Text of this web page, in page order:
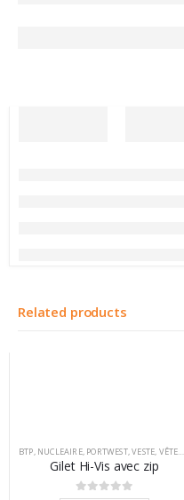
Related products
BTP, NUCLEAIRE, PORTWEST,VESTE, VÊTEMENTS
Gilet Hi-Vis avec zip